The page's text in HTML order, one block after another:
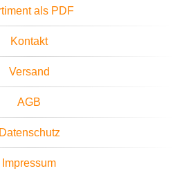
als PDF
Kontakt
Versand
AGB
Datenschutz
Impressum